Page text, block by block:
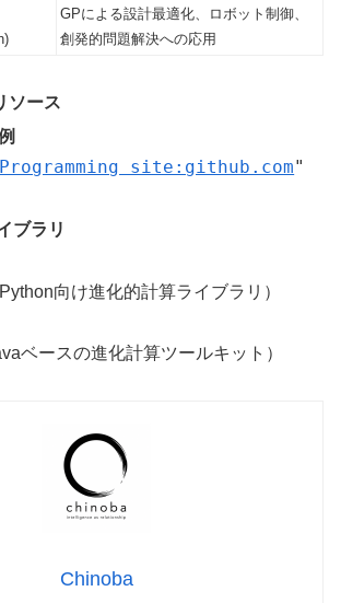
GPによる設計最適化、ロボット制御、
創発的問題解決への応用
ソース
site:github.com"
ブラリ
Python向け進化的計算ライブラリ）
ベースの進化計算ツールキット）
Chinoba